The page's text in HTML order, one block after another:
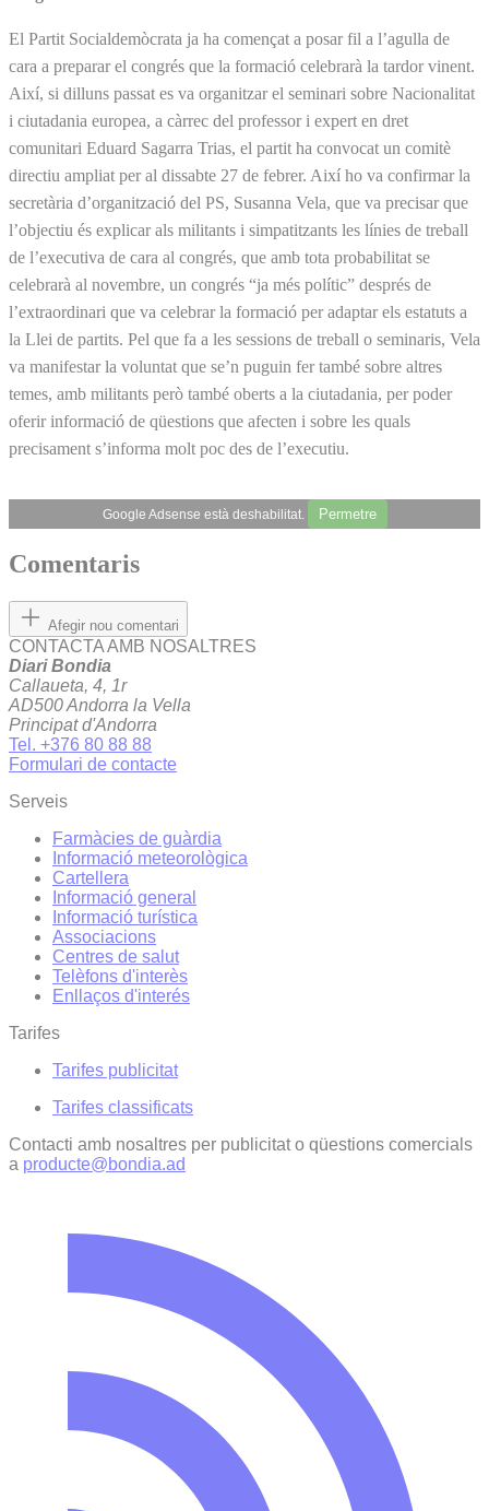
El Partit Socialdemòcrata ja ha començat a posar fil a l’agulla de
cara a preparar el congrés que la formació celebrarà la tardor vinent.
Així, si dilluns passat es va organitzar el seminari sobre Nacionalitat
i ciutadania europea, a càrrec del professor i expert en dret
comunitari Eduard Sagarra Trias, el partit ha convocat un comitè
directiu ampliat per al dissabte 27 de febrer. Així ho va confirmar la
secretària d’organització del PS, Susanna Vela, que va precisar que
l’objectiu és explicar als militants i simpatitzants les línies de treball
de l’executiva de cara al congrés, que amb tota probabilitat se
celebrarà al novembre, un congrés “ja més polític” després de
l’extraordinari que va celebrar la formació per adaptar els estatuts a
la Llei de partits. Pel que fa a les sessions de treball o seminaris, Vela
va manifestar la voluntat que se’n puguin fer també sobre altres
temes, amb militants però també oberts a la ciutadania, per poder
oferir informació de qüestions que afecten i sobre les quals
precisament s’informa molt poc des de l’executiu.
Google Adsense està deshabilitat. Permetre
Comentaris
Afegir nou comentari
CONTACTA AMB NOSALTRES
Diari Bondia
Callaueta, 4, 1r
AD500 Andorra la Vella
Principat d'Andorra
Tel. +376 80 88 88
Formulari de contacte
Serveis
Farmàcies de guàrdia
Informació meteorològica
Cartellera
Informació general
Informació turística
Associacions
Centres de salut
Telèfons d'interès
Enllaços d'interés
Tarifes
Tarifes publicitat
Tarifes classificats
Contacti amb nosaltres per publicitat o qüestions comercials
a producte@bondia.ad